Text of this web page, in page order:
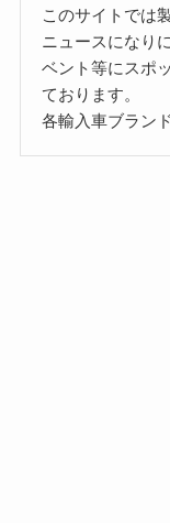
このサイトでは
ニュースになり
ベント等にスポ
ております。
各輸入車ブラン